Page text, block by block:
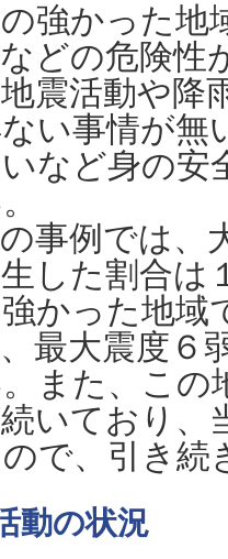
強かった地
どの危険性
震活動や降
い事情が無
など身の安
事例では、
した割合は
かった地域
最大震度６
また、この
いており、
で、引き続
動の状況